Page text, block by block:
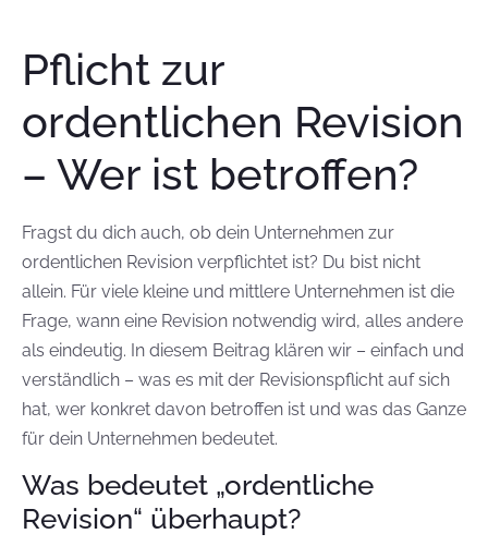
Pflicht zur
ordentlichen Revision
– Wer ist betroffen?
Fragst du dich auch, ob dein Unternehmen zur
ordentlichen Revision verpflichtet ist? Du bist nicht
allein. Für viele kleine und mittlere Unternehmen ist die
Frage, wann eine Revision notwendig wird, alles andere
als eindeutig. In diesem Beitrag klären wir – einfach und
verständlich – was es mit der Revisionspflicht auf sich
hat, wer konkret davon betroffen ist und was das Ganze
für dein Unternehmen bedeutet.
Was bedeutet „ordentliche
Revision“ überhaupt?